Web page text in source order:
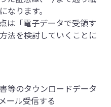
なります。
は「電子データで受領す
法を検討していくことに
等のタウンロードデータ
ール受信する